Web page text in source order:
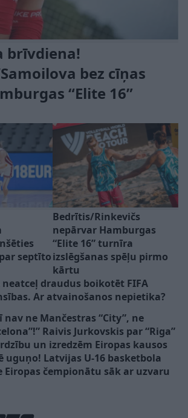
brīvdiena!
bez cīņas
“Elite 16”
septīto
Bedrītis/Rinkevičs
nepārvar Hamburgas
“Elite 16” turnīra
izslēgšanas spēļu pirmo
kārtu
neatceļ draudus boikotēt FIFA
Ar atvainošanos nepietika?
nav ne Mančestras “City”, ne
Raivis Jurkovskis par “Riga”
un izredzēm Eiropas kausos
uguņo! Latvijas U-16 basketbola
Eiropas čempionātu sāk ar uzvaru